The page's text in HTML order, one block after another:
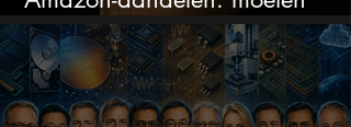
beleggers zich zorgen maken?